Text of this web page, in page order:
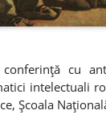
cu
intelectuali
Şcoala